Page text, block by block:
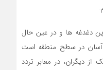
دغدغه ها و در عین حال
آسان در سطح منطقه است
دیگران، در معابر تردد